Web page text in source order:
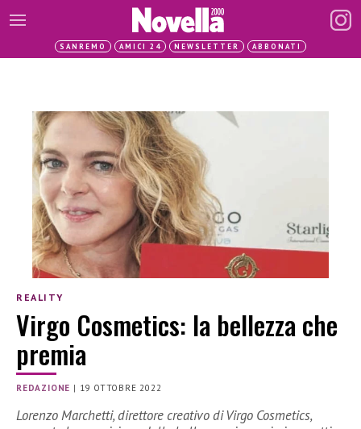
SANREMO AMICI 24 NEWSLETTER ABBONATI
REALITY
Virgo Cosmetics: la bellezza che
premia
REDAZIONE | 19 OTTOBRE 2022
Lorenzo Marchetti, direttore creativo di Virgo Cosmetics,